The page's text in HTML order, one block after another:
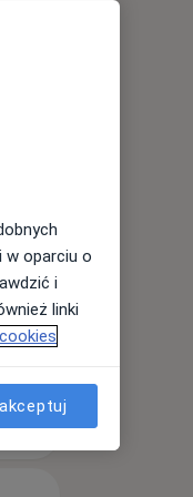
w oparciu o
i
linki